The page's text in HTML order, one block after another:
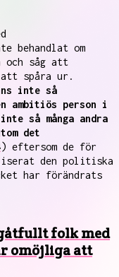
behandlat om
och såg att
spåra ur.
inte så
ambitiös person i
så många andra
det
) eftersom de för
den politiska
har förändrats
folk med
omöjliga att